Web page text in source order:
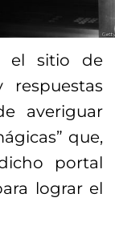
el sitio de
averiguar
que,
portal
lograr el